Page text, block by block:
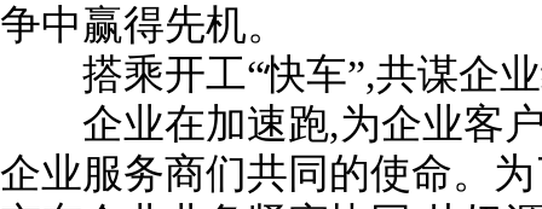
争中赢得先机。
搭乘开工“快车”,共谋企业
企业在加速跑,为企业客户
企业服务商们共同的使命。